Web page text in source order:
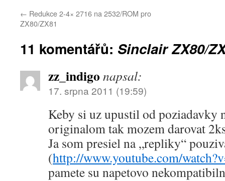
← Redukce 2-4× 2716 na 2532/ROM pro
ZX80/ZX81
11 komentářů: Sinclair ZX80/
zz_indigo napsal:
17. srpna 2011 (19:59)
Keby si uz upustil od poziadavky
originalom tak mozem darovat
Ja som presiel na „repliky“
(http://www.youtube.com/
pamete su napetovo